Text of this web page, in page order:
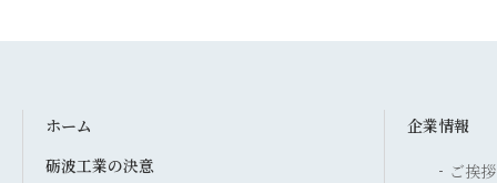
ホーム
砺波工業の決意
企業情報
ご挨拶